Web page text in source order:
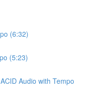
(6:32)
(5:23)
Audio with Tempo